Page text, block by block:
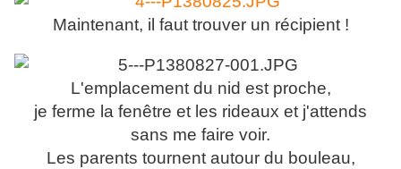
Maintenant, il faut trouver un récipient !
L'emplacement du nid est proche,
je ferme la fenêtre et les rideaux et j'attends
sans me faire voir.
Les parents tournent autour du bouleau,